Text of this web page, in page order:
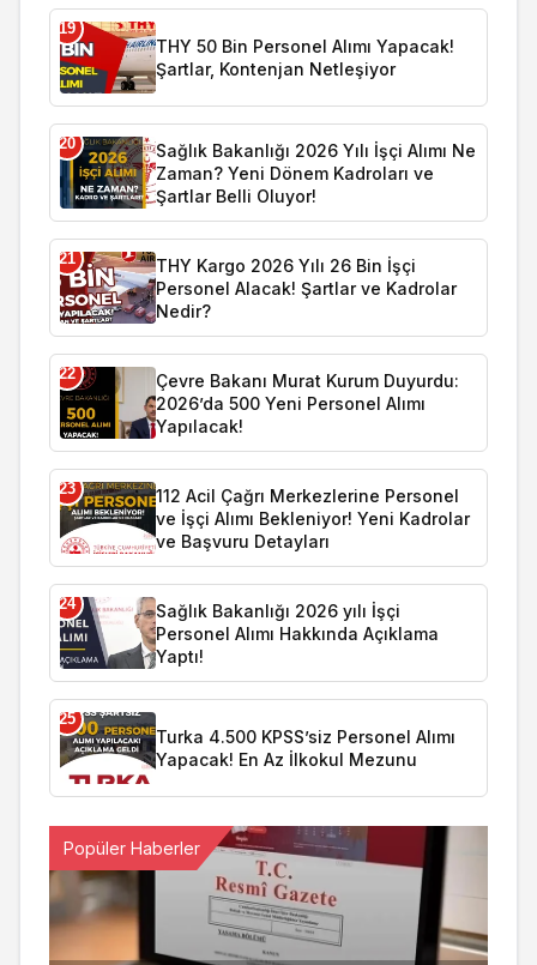
19
THY 50 Bin Personel Alımı Yapacak!
Şartlar, Kontenjan Netleşiyor
20
Sağlık Bakanlığı 2026 Yılı İşçi Alımı Ne
Zaman? Yeni Dönem Kadroları ve
Şartlar Belli Oluyor!
21
THY Kargo 2026 Yılı 26 Bin İşçi
Personel Alacak! Şartlar ve Kadrolar
Nedir?
22
Çevre Bakanı Murat Kurum Duyurdu:
2026’da 500 Yeni Personel Alımı
Yapılacak!
23
112 Acil Çağrı Merkezlerine Personel
ve İşçi Alımı Bekleniyor! Yeni Kadrolar
ve Başvuru Detayları
24
Sağlık Bakanlığı 2026 yılı İşçi
Personel Alımı Hakkında Açıklama
Yaptı!
25
Turka 4.500 KPSS’siz Personel Alımı
Yapacak! En Az İlkokul Mezunu
Popüler Haberler